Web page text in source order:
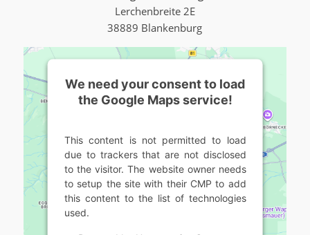
Lerchenbreite 2E
38889 Blankenburg
We need your consent to load
the Google Maps service!
This content is not permitted to load
due to trackers that are not disclosed
to the visitor. The website owner needs
to setup the site with their CMP to add
this content to the list of technologies
used.